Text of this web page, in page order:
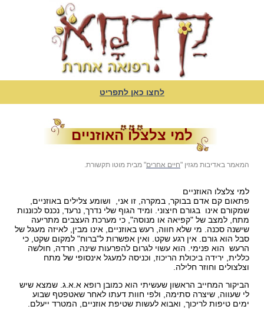
לחצו כאן לתפריט
למי צלצלו האוזניים
המאמר באדיבות מגזין "חיים אחרים" מבית מוטו תקשורת.
למי צלצלו האוזניים
פתאום קם אדם בבוקר, במקרה, זו אני, ושומע צלילים באוזניים,
שמקורם אינו בגורם חיצוני. ומיד הגוף שלי נדרך, נרעד, נכנס לכוננות
מתח, למצב של "קפיאה או מנוסה", כי מערכת העצבים מתריעה
שישנה סכנה. מי שלא חווה, רעש באוזניים, אינו מבין, לאיזה מעגל של
סבל הוא גורם. אין רגע שקט. ואין אפשרות ל"ברוח" למקום שקט, כי
הרעש הוא פנימי. הוא עשוי לגרום להפרעות שינה, חרדה, חולשה
כללית, ירידה ביכולת הריכוז, וכניסה למעגל אינסופי של מתח
וצלצולים וחוזר חלילה.
הביקור המחייב הראשון שעשיתי הוא כמובן רופא א.א.ג. שמצא שיש
לי שעווה, שיצרה סתימה, ולפי חוות דעתו לאחר שאטפטף שבוע
ימים טיפות לריכוך, ואבוא לעשות שטיפת אוזניים, המטרד ייעלם.